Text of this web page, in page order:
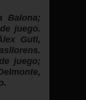
Balona;
juego.
Guti,
juego;